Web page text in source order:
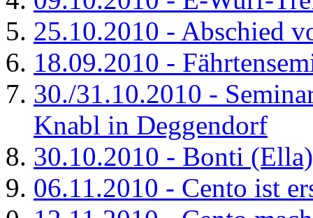
25.10.2010 - Abschied
18.09.2010 -
30./31.10.2010 -
Knabl in Deggendorf
30.10.2010 - Bonti
06.11.2010 - Cento ist